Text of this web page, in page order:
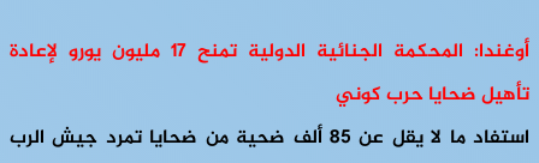
أوغندا: المحكمة الجنائية الدولية تمنح 17 مليون يورو لإعادة
تأهيل ضحايا حرب كوني
استفاد ما لا يقل عن 85 ألف ضحية من ضحايا تمرد جيش الرب